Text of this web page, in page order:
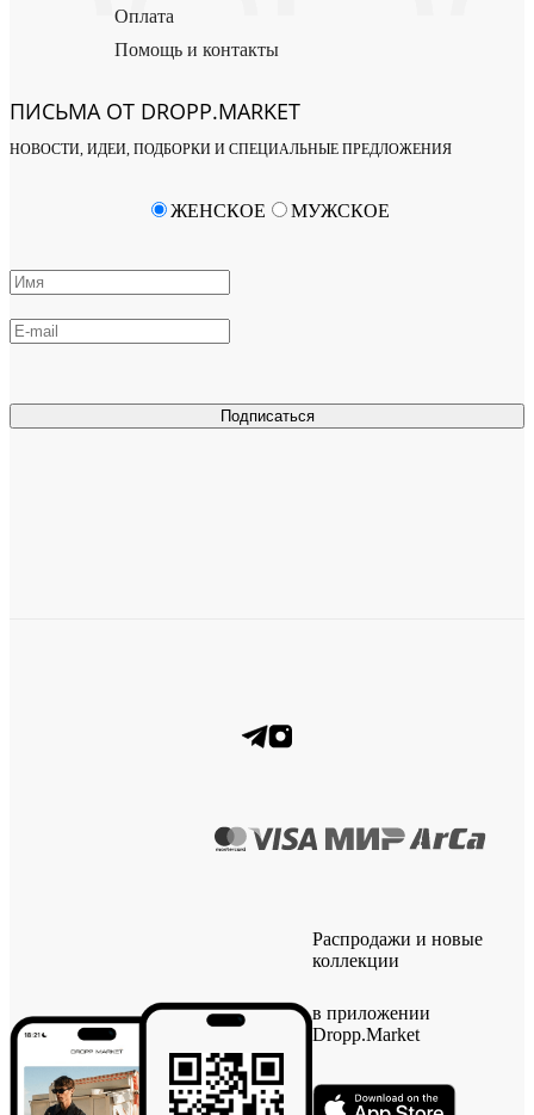
Оплата
Помощь и контакты
ПИСЬМА ОТ DROPP.MARKET
НОВОСТИ, ИДЕИ, ПОДБОРКИ И СПЕЦИАЛЬНЫЕ ПРЕДЛОЖЕНИЯ
Подписаться
ЖЕНСКОЕ МУЖСКОЕ
Распродажи и новые
коллекции
в приложении
Dropp.Market